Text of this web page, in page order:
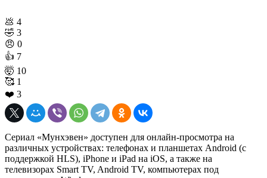
💩 4
🤣 3
😠 0
👍 7
🤯 10
🥰 1
❤️ 3
Сериал «Мунхэвен» доступен для онлайн-просмотра на
различных устройствах: телефонах и планшетах Android (с
поддержкой HLS), iPhone и iPad на iOS, а также на
телевизорах Smart TV, Android TV, компьютерах под